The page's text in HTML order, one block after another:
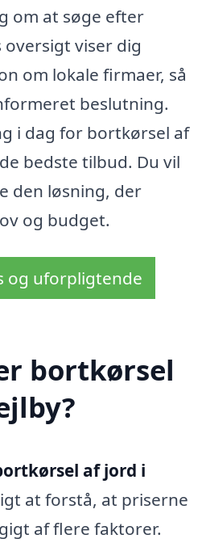
om at søge efter
oversigt viser dig
om lokale firmaer, så
beslutning.
i dag for bortkørsel af
bedste tilbud. Du vil
den løsning, der
og budget.
og uforpligtende
bortkørsel
af jord i
at forstå, at priserne
af flere faktorer.